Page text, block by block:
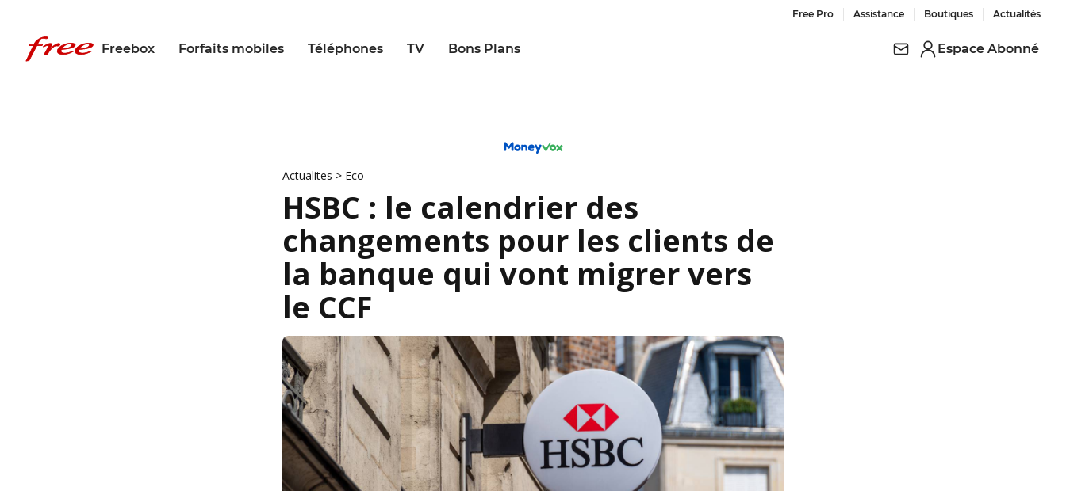
Free Pro Assistance Boutiques Actualités
Freebox Forfaits mobiles Téléphones TV Bons Plans Espace Abonné
Actualites > Eco
HSBC : le calendrier des
changements pour les clients de
la banque qui vont migrer vers
le CCF